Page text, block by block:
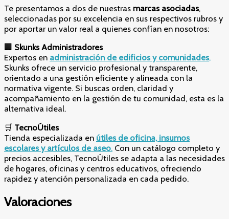
Te presentamos a dos de nuestras marcas asociadas,
seleccionadas por su excelencia en sus respectivos rubros y
por aportar un valor real a quienes confían en nosotros:
🏢 Skunks Administradores
Expertos en administración de edificios y comunidades,
Skunks ofrece un servicio profesional y transparente,
orientado a una gestión eficiente y alineada con la
normativa vigente. Si buscas orden, claridad y
acompañamiento en la gestión de tu comunidad, esta es la
alternativa ideal.
🛒 TecnoÚtiles
Tienda especializada en útiles de oficina, insumos
escolares y artículos de aseo. Con un catálogo completo y
precios accesibles, TecnoÚtiles se adapta a las necesidades
de hogares, oficinas y centros educativos, ofreciendo
rapidez y atención personalizada en cada pedido.
Valoraciones